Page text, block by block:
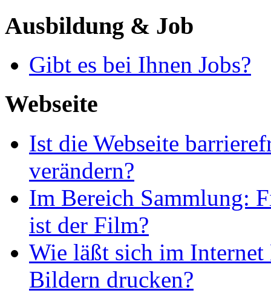
Ausbildung & Job
Gibt es bei Ihnen Jobs?
Webseite
Ist die Webseite
verändern?
Im Bereich Sammlung:
ist der Film?
Wie läßt sich im
Bildern drucken?